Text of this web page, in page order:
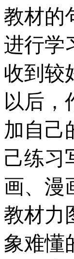
教材的
进行学
收到较
以后，
加自己
己练习
画、漫
教材力
象难懂